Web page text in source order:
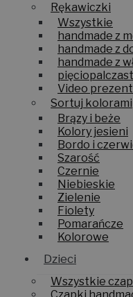
Rękawiczki
Wszystkie
handmade z
handmade z
handmade z
Video
Sortuj kolorami
Brązy i beże
Kolory jesieni
Bordo i
Szarość
Czernie
Niebieskie
Zielenie
Fiolety
Pomarańcze
Kolorowe
Dzieci
Wszystkie